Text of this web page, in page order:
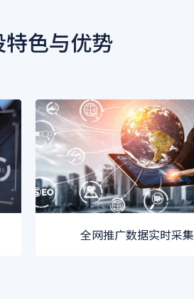
色与优势
全网推广数据实时采集